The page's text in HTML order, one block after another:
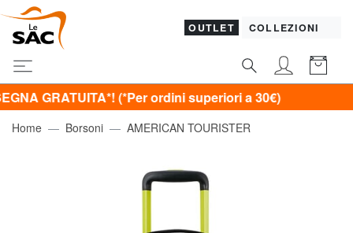
OUTLET COLLEZIONI
(*Per ordini superiori a 30€)
Home Borsoni AMERICAN TOURISTER